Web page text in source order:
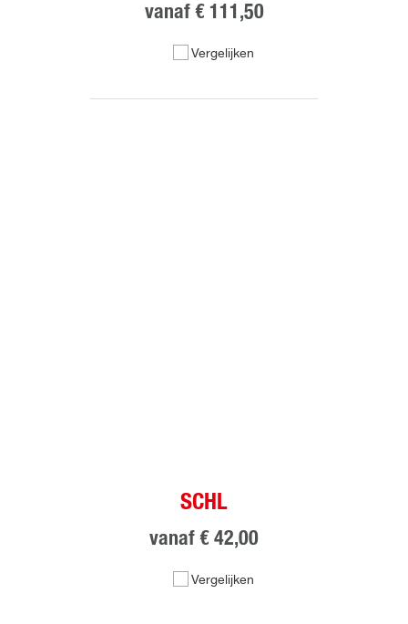
vanaf € 111,50
Vergelijken
SCHL
vanaf € 42,00
Vergelijken